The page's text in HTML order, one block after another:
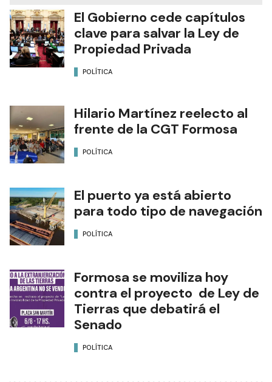
El Gobierno cede capítulos
clave para salvar la Ley de
Propiedad Privada
POLÍTICA
Hilario Martínez reelecto al
frente de la CGT Formosa
POLÍTICA
El puerto ya está abierto
para todo tipo de navegación
POLÍTICA
Formosa se moviliza hoy
contra el proyecto de Ley de
Tierras que debatirá el
Senado
POLÍTICA